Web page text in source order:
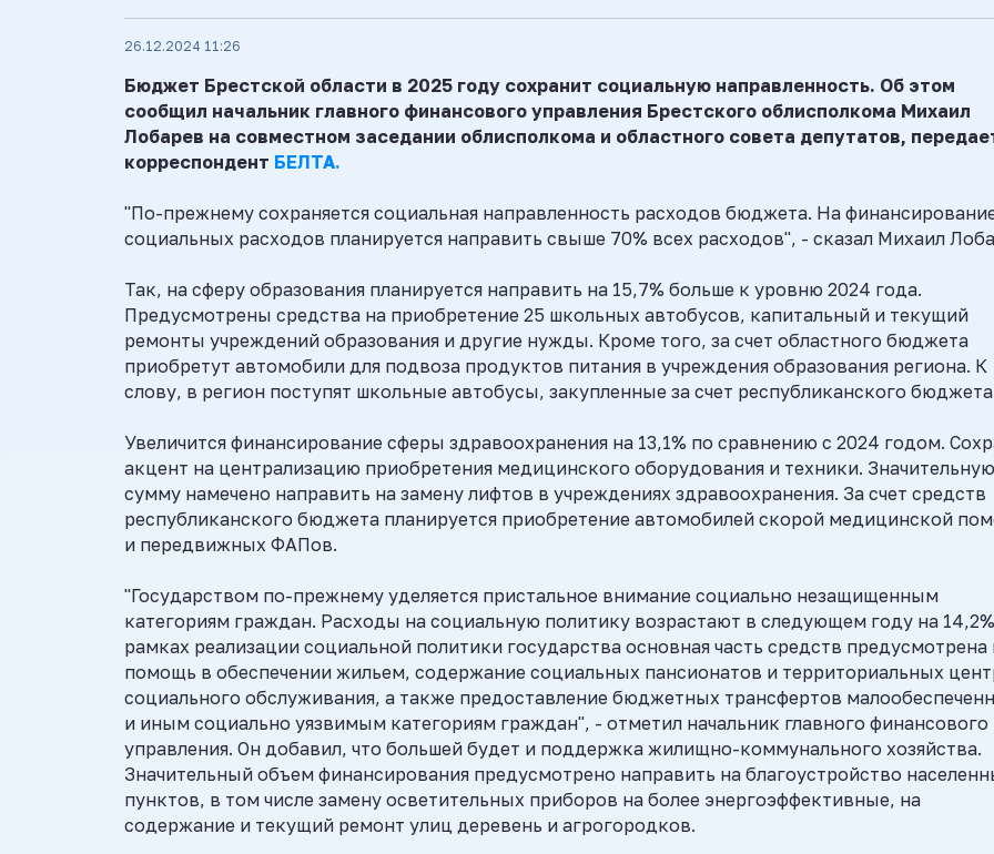
26.12.2024 11:26
Бюджет Брестской области в 2025 году сохранит социальную направленность. Об этом
сообщил начальник главного финансового управления Брестского облисполкома Михаил
Лобарев на совместном заседании облисполкома и областного совета депутатов,
корреспондент БЕЛТА.
"По-прежнему сохраняется социальная направленность расходов бюджета. На
социальных расходов планируется направить свыше 70% всех расходов", - сказал Михаил
Так, на сферу образования планируется направить на 15,7% больше к уровню 2024 года.
Предусмотрены средства на приобретение 25 школьных автобусов, капитальный и текущий
ремонты учреждений образования и другие нужды. Кроме того, за счет областного бюджета
приобретут автомобили для подвоза продуктов питания в учреждения образования региона. К
слову, в регион поступят школьные автобусы, закупленные за счет республиканского
Увеличится финансирование сферы здравоохранения на 13,1% по сравнению с 2024 годом.
акцент на централизацию приобретения медицинского оборудования и техники. Значительную
сумму намечено направить на замену лифтов в учреждениях здравоохранения. За счет средств
республиканского бюджета планируется приобретение автомобилей скорой медицинской
и передвижных ФАПов.
"Государством по-прежнему уделяется пристальное внимание социально незащищенным
категориям граждан. Расходы на социальную политику возрастают в следующем году на
рамках реализации социальной политики государства основная часть средств предусмотрена
помощь в обеспечении жильем, содержание социальных пансионатов и территориальных
социального обслуживания, а также предоставление бюджетных трансфертов
и иным социально уязвимым категориям граждан", - отметил начальник главного финансового
управления. Он добавил, что большей будет и поддержка жилищно-коммунального хозяйства.
Значительный объем финансирования предусмотрено направить на благоустройство
пунктов, в том числе замену осветительных приборов на более энергоэффективные, на
содержание и текущий ремонт улиц деревень и агрогородков.